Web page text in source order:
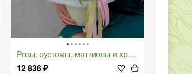
Розы, эустомы, маттиолы и хризантемы в коробке "Фарфоровая мечта"
12 836₽